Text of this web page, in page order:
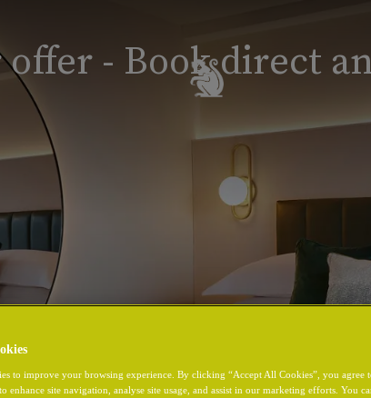
- Book direct
to improve your browsing experience. By clicking “Accept All Cookies”, you agree
enhance site navigation, analyse site usage, and assist in our marketing efforts. You